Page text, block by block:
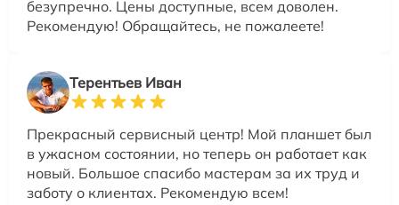
безупречно. Цены доступные, всем доволен.
Рекомендую! Обращайтесь, не пожалеете!
Терентьев Иван
Прекрасный сервисный центр! Мой планшет был
в ужасном состоянии, но теперь он работает как
новый. Большое спасибо мастерам за их труд и
заботу о клиентах. Рекомендую всем!